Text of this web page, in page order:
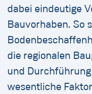
dabei eindeutige
Bauvorhaben. So
die regionalen
und
wesentliche